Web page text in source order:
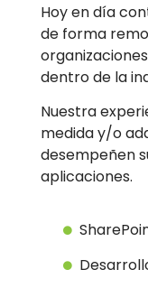
Hoy en día
de forma
dentro de la
Nuestra
medida y/o
desempeñen
aplicaciones.